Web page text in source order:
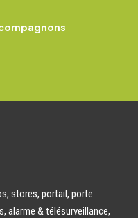
,stores,portail,porte
,alarme & télésurveillance,